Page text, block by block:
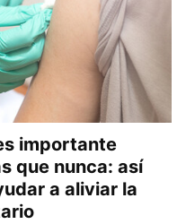
importante
que nunca: así
a aliviar la